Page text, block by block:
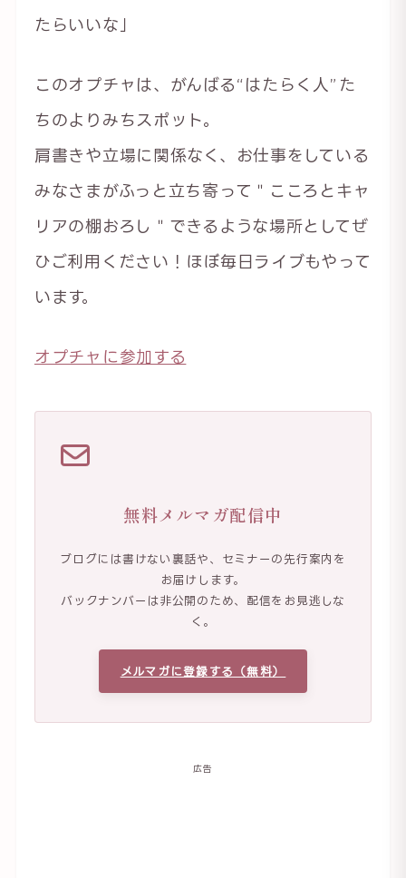
たらいいな」
このオプチャは、がんばる“はたらく人”た
ちのよりみちスポット。
肩書きや立場に関係なく、お仕事をしている
みなさまがふっと立ち寄って＂こころとキャ
リアの棚おろし＂できるような場所としてぜ
ひご利用ください！ほぼ毎日ライブもやって
います。
オプチャに参加する
無料メルマガ配信中
ブログには書けない裏話や、セミナーの先行案内を
お届けします。
バックナンバーは非公開のため、配信をお見逃しな
く。
メルマガに登録する（無料）
広告